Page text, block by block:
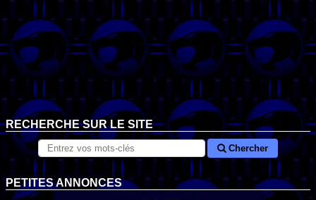
RECHERCHE SUR LE SITE
Chercher
PETITES ANNONCES